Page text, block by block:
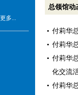
更多...
总领馆动
付莉华
付莉华
付莉华
化交流
付莉华